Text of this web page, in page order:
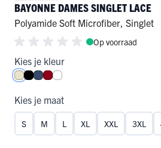
BAYONNE DAMES SINGLET LACE
Polyamide Soft Microfiber, Singlet
Op voorraad
Kies je kleur
IvoorZwart
Donkerblauw
Donkerrood
Wit
Kies je maat
S M L XL XXL 3XL